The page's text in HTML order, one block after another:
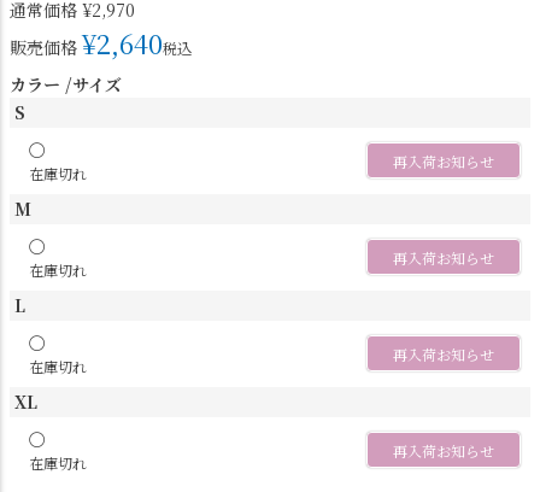
通常価格 ¥2,970
販売価格 ¥2,640税込
カラー サイズ
S
〇
在庫切れ
再入荷お知らせ
M
〇
在庫切れ
再入荷お知らせ
L
〇
在庫切れ
再入荷お知らせ
XL
〇
在庫切れ
再入荷お知らせ